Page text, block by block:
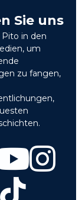
Sie uns
Pito in den
um
zu fangen,